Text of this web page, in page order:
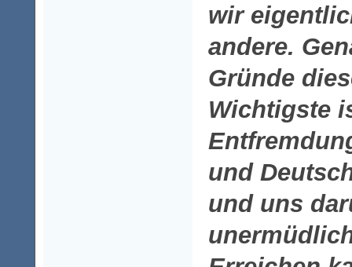
wir
andere.
Gründe
Wichtigste
und
und uns